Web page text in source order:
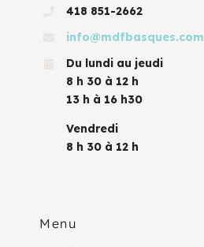
418 851-2662
info@mdfbasques.com
Du lundi au jeudi
8 h 30 à 12 h
13 h à 16 h30
Vendredi
8 h 30 à 12 h
Menu